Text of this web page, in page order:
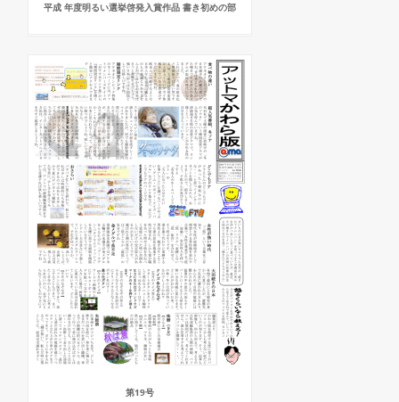
平成 年度明るい選挙啓発入賞作品 書き初めの部
第19号